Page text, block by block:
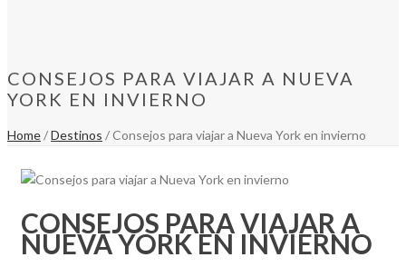
CONSEJOS PARA VIAJAR A NUEVA
YORK EN INVIERNO
Home/Destinos / Consejos para viajar a Nueva York en invierno
CONSEJOS PARA VIAJAR A
NUEVA YORK EN INVIERNO